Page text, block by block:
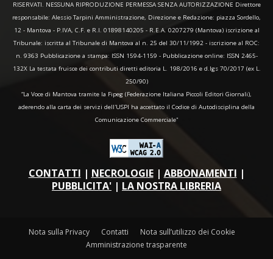
RISERVATI. NESSUNA RIPRODUZIONE PERMESSA SENZA AUTORIZZAZIONE Direttore
responsabile: Alessio Tarpini Amministrazione, Direzione e Redazione: piazza Sordello,
12 - Mantova - P.IVA, C.F. e R.I. 01898140205 - R.E.A. 0207279 (Mantova) iscrizione al
Tribunale: iscritta al Tribunale di Mantova al n. 25 del 30/11/1992 - iscrizione al ROC:
n. 9363 Pubblicazione a stampa: ISSN 1594-1159 - Pubblicazione online: ISSN 2465-
132X La testata fruisce dei contributi diretti editoria L. 198/2016 e d.lgs 70/2017 (ex L.
250/90)
“La Voce di Mantova tramite la Fipeg (Federazione Italiana Piccoli Editori Giornali),
aderendo alla carta dei servizi dell'USPI ha accettato il Codice di Autodisciplina della
Comunicazione Commerciale"
CONTATTI | NECROLOGIE| ABBONAMENTI |
PUBBLICITA' | LA NOSTRA LIBRERIA
Nota sulla Privacy Contatti
Nota sull’utilizzo dei Cookie
Amministrazione trasparente